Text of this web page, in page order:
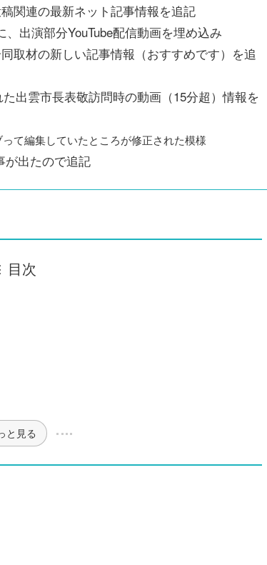
連の最新ネット記事情報を追記
出演部分YouTube配信動画を埋め込み
取材の新しい記事情報（おすすめです）を追
出雲市長表敬訪問時の動画（15分超）情報を
て編集していたところが修正された模様
出たので追記
目次
と見る